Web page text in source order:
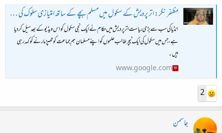
مظفر نگر: اتر پردیش کے سکول میں مسلم بچے کے ساتھ امتیازی سلوک کی ویڈیو کے بعد سکول کو سیل کر دیا گیا - BBC News اردو
انڈیا کی سب سے بڑی ریاست اتر پردیش میں حکام نے ایک نجی سکول کو اس ویڈیو کے بعد سیل کر دیا
ہے، جس میں سکول کی ایک ٹیچر طالب علموں کو اپنے مسلمان ہم جماعت کو تھپڑ مارنے کو کہہ رہی
ہیں۔
www.google.com
2
جاسمن